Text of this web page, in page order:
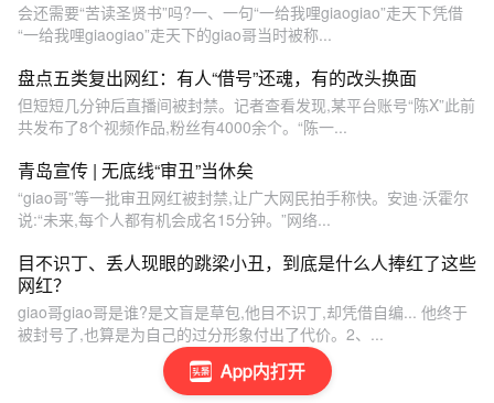
App内打开
会还需要“苦读圣贤书”吗?一、一句“一给我哩giaogiao”走天下凭借
“一给我哩giaogiao”走天下的giao哥当时被称...
盘点五类复出网红：有人“借号”还魂，有的改头换面
但短短几分钟后直播间被封禁。记者查看发现,某平台账号“陈X”此前
共发布了8个视频作品,粉丝有4000余个。“陈一...
青岛宣传 | 无底线“审丑”当休矣
“giao哥”等一批审丑网红被封禁,让广大网民拍手称快。安迪·沃霍尔
说:“未来,每个人都有机会成名15分钟。”网络...
目不识丁、丢人现眼的跳梁小丑，到底是什么人捧红了这些
网红？
giao哥giao哥是谁?是文盲是草包,他目不识丁,却凭借自编... 他终于
被封号了,也算是为自己的过分形象付出了代价。2、...